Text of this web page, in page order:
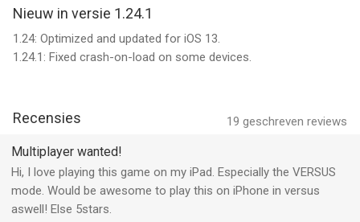
LOTS OF LEVELS
expansion map packs).
intent on stealing your sheep.
GUNS, LOTS OF GUNS
Over 60 diverse weapons and upgrades.
ENDLESS FUN
Nieuw in versie 1.24.1
1.24: Optimized and updated for iOS 13.
1.24.1: Fixed crash-on-load on some devices.
19 geschreven reviews
Recensies
Multiplayer wanted!
Hi, I love playing this game on my iPad. Especially the VERSUS
mode. Would be awesome to play this on iPhone in versus
aswell! Else 5stars.